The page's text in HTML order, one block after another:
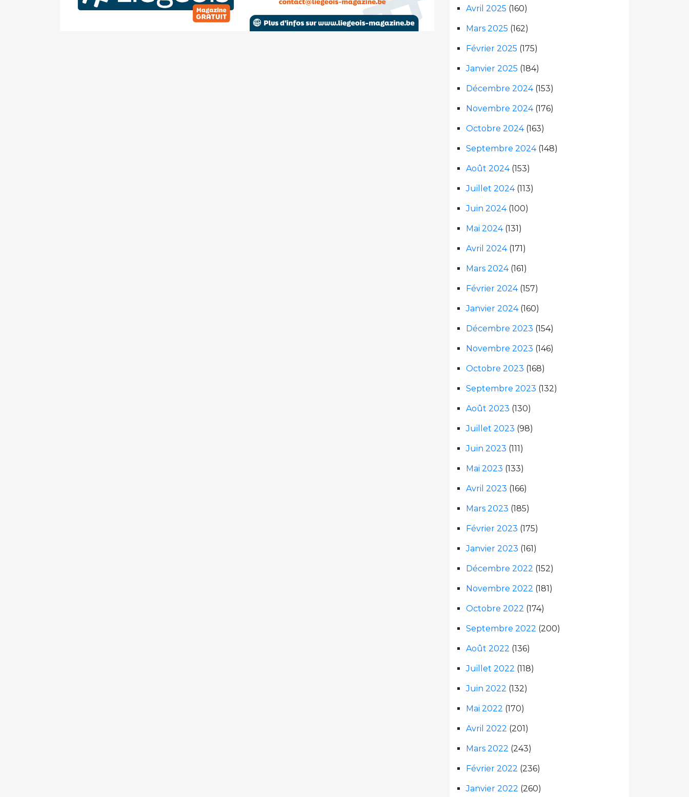
Avril 2025 (160)
Mars 2025 (162)
Février 2025 (175)
Janvier 2025 (184)
Décembre 2024(153)
Novembre 2024(176)
Octobre 2024(163)
Septembre 2024(148)
Août 2024(153)
Juillet 2024(113)
Juin 2024(100)
Mai 2024(131)
Avril 2024(171)
Mars 2024(161)
Février 2024(157)
Janvier 2024(160)
Décembre 2023 (154)
Novembre 2023 (146)
Octobre 2023 (168)
Septembre 2023 (132)
Août 2023 (130)
Juillet 2023 (98)
Juin 2023 (111)
Mai 2023 (133)
Avril 2023 (166)
Mars 2023 (185)
Février 2023 (175)
Janvier 2023 (161)
Décembre 2022 (152)
Novembre 2022 (181)
Octobre 2022 (174)
Septembre 2022 (200)
Août 2022 (136)
Juillet 2022 (118)
Juin 2022 (132)
Mai 2022 (170)
Avril 2022 (201)
Mars 2022 (243)
Février 2022 (236)
Janvier 2022 (260)